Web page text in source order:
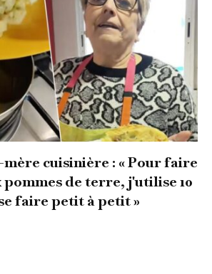
cuisinière : « Pour faire
de terre, j'utilise 10
faire petit à petit »